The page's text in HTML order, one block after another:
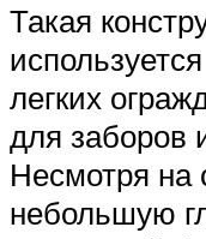
Такая
легких
для заборов
Несмотря на
небольшую